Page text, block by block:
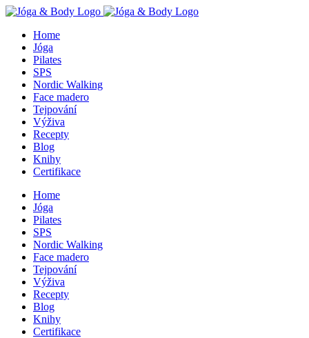
Skip
contentHome
Jóga
Pilates
SPS
Nordic Walking
Face madero
Tejpování
Výživa
Recepty
Blog
Knihy
Certifikace
Home
Jóga
Pilates
SPS
Nordic Walking
Face madero
Tejpování
Výživa
Recepty
Blog
Knihy
Certifikace